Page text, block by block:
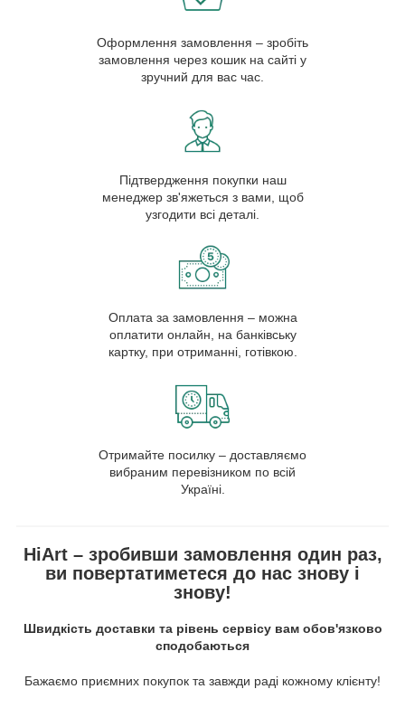
Оформлення замовлення – зробіть
замовлення через кошик на сайті у
зручний для вас час.
Підтвердження покупки наш
менеджер зв'яжеться з вами, щоб
узгодити всі деталі.
Оплата за замовлення – можна
оплатити онлайн, на банківську
картку, при отриманні, готівкою.
Отримайте посилку – доставляємо
вибраним перевізником по всій
Україні.
HiArt – зробивши замовлення один раз,
ви повертатиметеся до нас знову і
знову!
Швидкість доставки та рівень сервісу вам обов'язково
сподобаються
Бажаємо приємних покупок та завжди раді кожному клієнту!